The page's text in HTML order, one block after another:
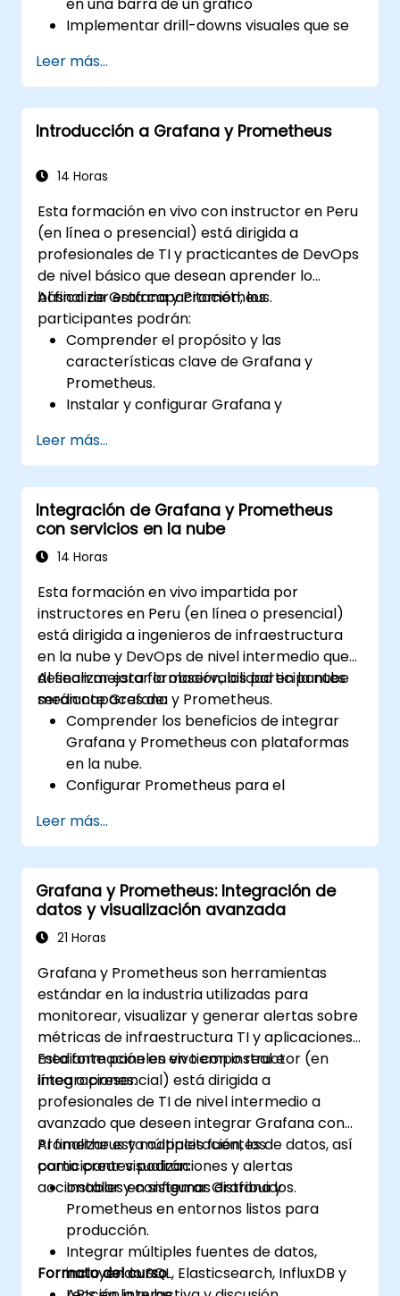
Implementar drill-downs visuales que se
nuevas pestañas)
Configurar gráficos circulares y paneles
detallados en función de los filtros de
selección
reaccionen a la entrada del usuario y a los
Leer más...
Introducción a Grafana y Prometheus
14 Horas
Esta formación en vivo con instructor en Peru
(en línea o presencial) está dirigida a
profesionales de TI y practicantes de DevOps
de nivel básico que desean aprender lo
básico de Grafana y Prometheus.
Al finalizar esta capacitación, los
participantes podrán:
Comprender el propósito y las
características clave de Grafana y
Prometheus.
Instalar y configurar Grafana y
Configurar fuentes de datos básicas y
paneles en Grafana.
Monitorear métricas del sistema y
visualizar datos usando Prometheus.
Leer más...
Integración de Grafana y Prometheus
con servicios en la nube
14 Horas
Esta formación en vivo impartida por
instructores en Peru (en línea o presencial)
está dirigida a ingenieros de infraestructura
en la nube y DevOps de nivel intermedio que
desean mejorar la observabilidad en la nube
mediante Grafana y Prometheus.
Al finalizar esta formación, los participantes
serán capaces de:
Comprender los beneficios de integrar
Grafana y Prometheus con plataformas
en la nube.
Configurar Prometheus para el
nube.
Configurar Grafana para visualizar
métricas de servicios en la nube.
Aprovechar herramientas e
integraciones nativas de la nube para
garantizar la escalabilidad del monitoreo.
Leer más...
Grafana y Prometheus: Integración de
datos y visualización avanzada
21 Horas
Grafana y Prometheus son herramientas
estándar en la industria utilizadas para
monitorear, visualizar y generar alertas sobre
métricas de infraestructura TI y aplicaciones
mediante paneles en tiempo real e
integraciones.
Esta formación en vivo con instructor (en
línea o presencial) está dirigida a
profesionales de TI de nivel intermedio a
avanzado que deseen integrar Grafana con
Prometheus y múltiples fuentes de datos, así
como crear visualizaciones y alertas
accionables en sistemas distribuidos.
Al finalizar esta capacitación, los
participantes podrán:
Instalar y configurar Grafana y
Prometheus en entornos listos para
producción.
Integrar múltiples fuentes de datos,
incluyendo SQL, Elasticsearch, InfluxDB y
Formato del curso